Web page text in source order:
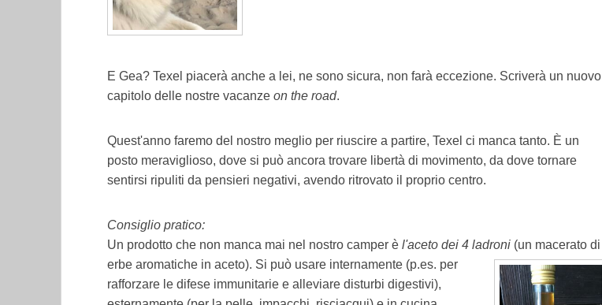
E Gea? Texel piacerà anche a lei, ne sono sicura, non farà eccezione. Scriverà un nuovo
capitolo delle nostre vacanze on the road.
Quest'anno faremo del nostro meglio per riuscire a partire, Texel ci manca tanto. È un
posto meraviglioso, dove si può ancora trovare libertà di movimento, da dove tornare
sentirsi ripuliti da pensieri negativi, avendo ritrovato il proprio centro.
Consiglio pratico:
Un prodotto che non manca mai nel nostro camper è l'aceto dei 4 ladroni (un macerato di
erbe aromatiche in aceto). Si può usare internamente (p.es. per
rafforzare le difese immunitarie e alleviare disturbi digestivi),